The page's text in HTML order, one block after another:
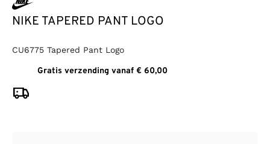
NIKE TAPERED PANT LOGO
CU6775 Tapered Pant Logo
Gratis verzending vanaf € 60,00